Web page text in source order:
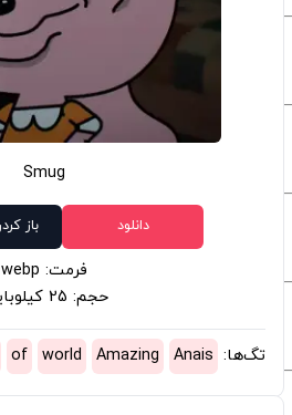
Smug
دانلود باز
فرمت: webp
حجم: 25 کیلوبایت
تگ‌ها: Anais
Amazing
world
of